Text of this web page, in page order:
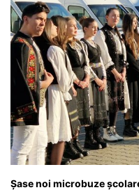
Șase noi microbuze